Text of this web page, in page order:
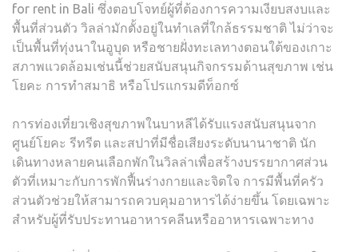
for rent in Bali ซึ่งตอบโจทย์ผู้ที่ต้องการความเงียบสงบและ
พื้นที่ส่วนตัว วิลล่ามักตั้งอยู่ในทำเลที่ใกล้ธรรมชาติ ไม่ว่าจะ
เป็นพื้นที่ทุ่งนาในอูบุด หรือชายฝั่งทะเลทางตอนใต้ของเกาะ
สภาพแวดล้อมเช่นนี้ช่วยสนับสนุนกิจกรรมด้านสุขภาพ เช่น
โยคะ การทำสมาธิ หรือโปรแกรมดีท็อกซ์
การท่องเที่ยวเชิงสุขภาพในบาหลีได้รับแรงสนับสนุนจาก
ศูนย์โยคะ รีทรีต และสปาที่มีชื่อเสียงระดับนานาชาติ นัก
เดินทางหลายคนเลือกพักในวิลล่าเพื่อสร้างบรรยากาศส่วน
ตัวที่เหมาะกับการพักฟื้นร่างกายและจิตใจ การมีพื้นที่ครัว
ส่วนตัวช่วยให้สามารถควบคุมอาหารได้ง่ายขึ้น โดยเฉพาะ
สำหรับผู้ที่รับประทานอาหารคลีนหรืออาหารเฉพาะทาง